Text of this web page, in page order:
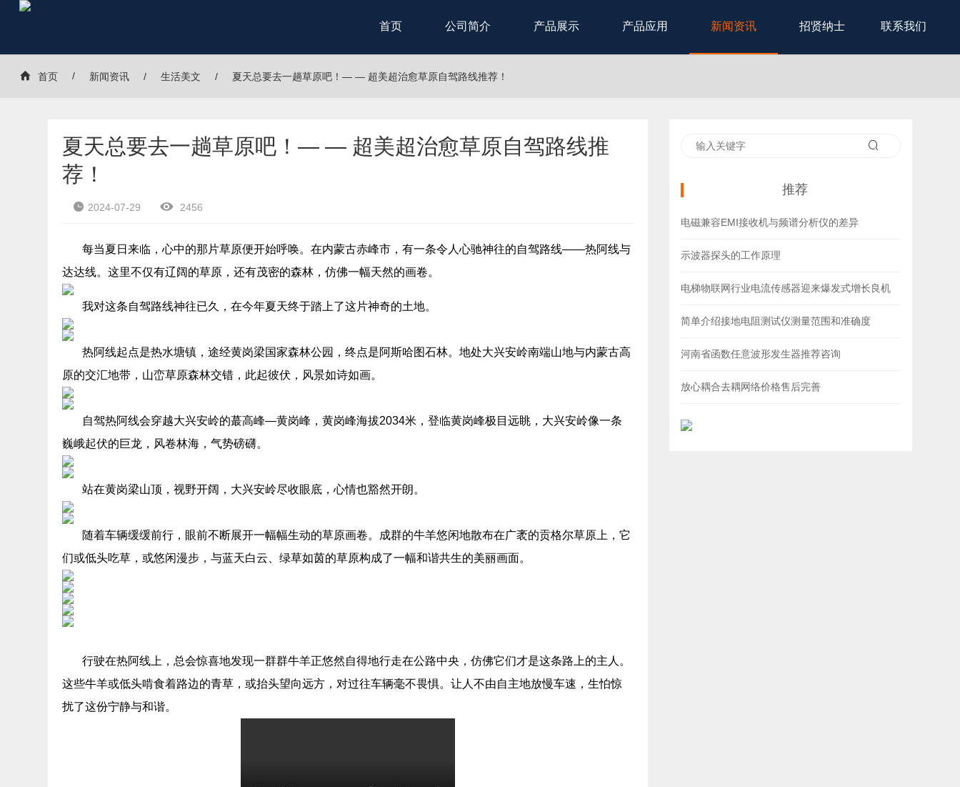
首页 公司简介 产品展示 产品应用 新闻资讯 招贤纳士 联系我们
首页 新闻资讯 生活美文 夏天总要去一趟草原吧！— — 超美超治愈草原自驾路线推荐！
夏天总要去一趟草原吧！— — 超美超治愈草原自驾路线推
荐！
2024-07-29 2456
每当夏日来临，心中的那片草原便开始呼唤。在内蒙古赤峰市，有一条令人心驰神往的自驾路线——热阿线与
达达线。这里不仅有辽阔的草原，还有茂密的森林，仿佛一幅天然的画卷。
我对这条自驾路线神往已久，在今年夏天终于踏上了这片神奇的土地。
热阿线起点是热水塘镇，途经黄岗梁国家森林公园，终点是阿斯哈图石林。地处大兴安岭南端山地与内蒙古高
原的交汇地带，山峦草原森林交错，此起彼伏，风景如诗如画。
自驾热阿线会穿越大兴安岭的蕞高峰—黄岗峰，黄岗峰海拔2034米，登临黄岗峰极目远眺，大兴安岭像一条
巍峨起伏的巨龙，风卷林海，气势磅礴。
站在黄岗梁山顶，视野开阔，大兴安岭尽收眼底，心情也豁然开朗。
随着车辆缓缓前行，眼前不断展开一幅幅生动的草原画卷。成群的牛羊悠闲地散布在广袤的贡格尔草原上，它
们或低头吃草，或悠闲漫步，与蓝天白云、绿草如茵的草原构成了一幅和谐共生的美丽画面。
行驶在热阿线上，总会惊喜地发现一群群牛羊正悠然自得地行走在公路中央，仿佛它们才是这条路上的主人。
这些牛羊或低头啃食着路边的青草，或抬头望向远方，对过往车辆毫不畏惧。让人不由自主地放慢车速，生怕惊
扰了这份宁静与和谐。
推荐
电磁兼容EMI接收机与频谱分析仪的差异
示波器探头的工作原理
电梯物联网行业电流传感器迎来爆发式增长良机
简单介绍接地电阻测试仪测量范围和准确度
河南省函数任意波形发生器推荐咨询
放心耦合去耦网络价格售后完善